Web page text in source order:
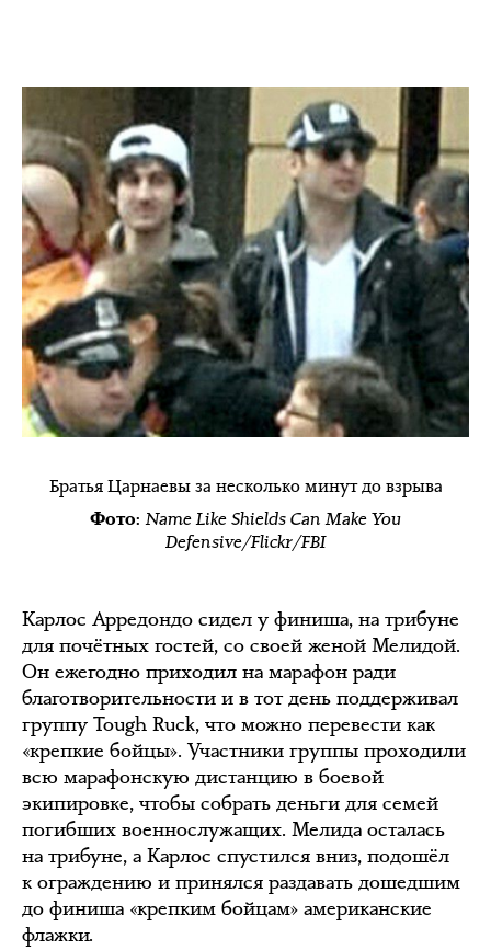
Братья Царнаевы за несколько минут до взрыва
Фото:Name Like Shields Can Make You
Defensive/Flickr/FBI
Карлос Арредондо сидел у финиша, на трибуне
для почётных гостей, со своей женой Мелидой.
Он ежегодно приходил на марафон ради
благотворительности и в тот день поддерживал
группу Tough Ruck, что можно перевести как
«крепкие бойцы». Участники группы проходили
всю марафонскую дистанцию в боевой
экипировке, чтобы собрать деньги для семей
погибших военнослужащих. Мелида осталась
на трибуне, а Карлос спустился вниз, подошёл
к ограждению и принялся раздавать дошедшим
до финиша «крепким бойцам» американские
флажки.